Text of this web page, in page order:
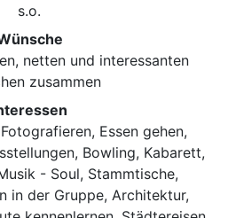
s.o.
netten und interessanten
zusammen
Essen gehen,
Bowling, Kabarett,
- Soul, Stammtische,
in der Gruppe, Architektur,